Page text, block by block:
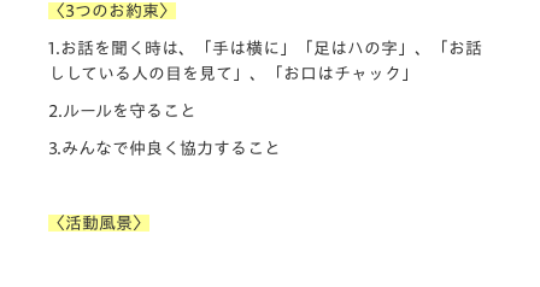
〈3つのお約束〉
1.お話を聞く時は、「手は横に」「足はハの字」、「お話
ししている人の目を見て」、「お口はチャック」
2.ルールを守ること
3.みんなで仲良く協力すること
〈活動風景〉